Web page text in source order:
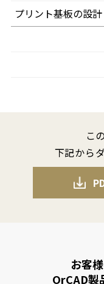
プリント基板の設
こ
下記から
お客
OrCAD製